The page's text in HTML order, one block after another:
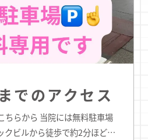
でのアクセス
ちらから 当院には無料駐車場
クビルから徒歩で約2分ほどの